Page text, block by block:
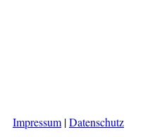
Impressum |Datenschutz